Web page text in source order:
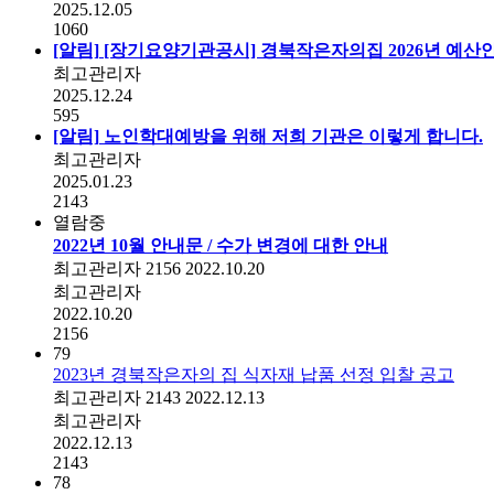
2025.12.05
1060
[알림] [장기요양기관공시] 경북작은자의집 2026년 예산
최고관리자
2025.12.24
595
[알림] 노인학대예방을 위해 저희 기관은 이렇게 합니다.
최고관리자
2025.01.23
2143
열람중
2022년 10월 안내문 / 수가 변경에 대한 안내
최고관리자 2156 2022.10.20
최고관리자
2022.10.20
2156
79
2023년 경북작은자의 집 식자재 납품 선정 입찰 공고
최고관리자 2143 2022.12.13
최고관리자
2022.12.13
2143
78